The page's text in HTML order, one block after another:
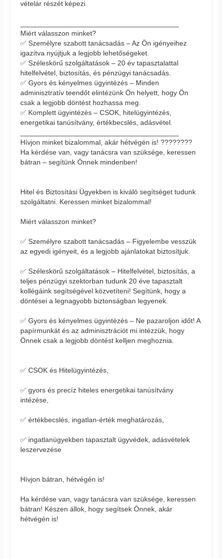
vételár részét képezi.
Miért válasszon minket?
✅ Személyre szabott tanácsadás – Az Ön igényeihez
igazítva nyújtjuk a legjobb lehetőségeket.
✅ Széleskörű szolgáltatások – 20 év tapasztalattal
hitelfelvétel, biztosítás, és pénzügyi tanácsadás.
✅ Gyors és kényelmes ügyintézés – Minden
adminisztratív teendőt elintézünk Ön helyett, hogy Ön
csak a legjobb döntést hozhassa meg.
✅ Komplett ügyintézés – CSOK, hitelügyintézés,
energetikai tanúsítvány, értékbecslés, adásvétel.
Hívjon minket bizalommal, akár hétvégén is! ????????
Ha kérdése van, vagy tanácsra van szüksége, keressen
bátran – segítünk Önnek mindenben!
Hitel és Biztosítási Ügyekben is kiváló segítséget tudunk
szolgáltatni. Keressen minket bizalommal!
Miért válasszon minket?
✅ Személyre szabott tanácsadás – Figyelembe vesszük
az egyedi igényeit, és a legjobb ajánlatokat biztosítjuk.
✅ Széleskörű szolgáltatások – Hitelfelvétel, biztosítás, a
teljes pénzügyi szektorban tudunk 20 éve tapasztalt
kollégáink segítségével közvetíteni! Segítünk, hogy a
döntései a legnagyobb biztonságban legyenek.
✅ Gyors és kényelmes ügyintézés – Ne pazaroljon időt! A
papírmunkát és az adminisztrációt mi intézzük, hogy
Önnek csak a legjobb döntést kelljen meghoznia.
✅ CSOK és Hitelügyintézés,
✅ gyors és precíz hiteles energetikai tanúsítvány
intézése,
✅ értékbecslés, ingatlan-érték meghatározás,
✅ ingatlanügyekben tapasztalt ügyvédek, adásvételek
leszervezése
Hívjon bátran, hétvégén is!
Ha kérdése van, vagy tanácsra van szüksége, keressen
bátran! Készen állok, hogy segítsek Önnek, akár
hétvégén is!